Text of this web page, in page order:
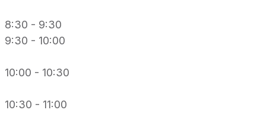
8:30 - 9:30
9:30 - 10:00
10:00 - 10:30
10:30 - 11:00